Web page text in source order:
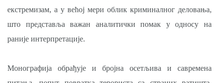
екстремизам, а у већој мери облик криминалног деловања,
што представља важан аналитички помак у односу на
раније интерпретације.
Монографија обрађује и бројна осетљива и савремена